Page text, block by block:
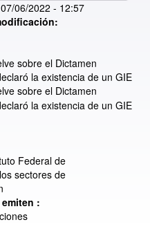
06/2022 - 12:57
sobre el Dictamen
la existencia de un GIE
sobre el Dictamen
la existencia de un GIE
Federal de
sectores de
: